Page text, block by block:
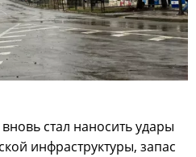
стал наносить удары
инфраструктуры, запас